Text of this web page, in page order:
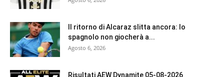
Il ritorno di Alcaraz slitta ancora: lo
spagnolo non giocherà a...
Agosto 6, 2026
Risultati AEW Dynamite 05-08-2026